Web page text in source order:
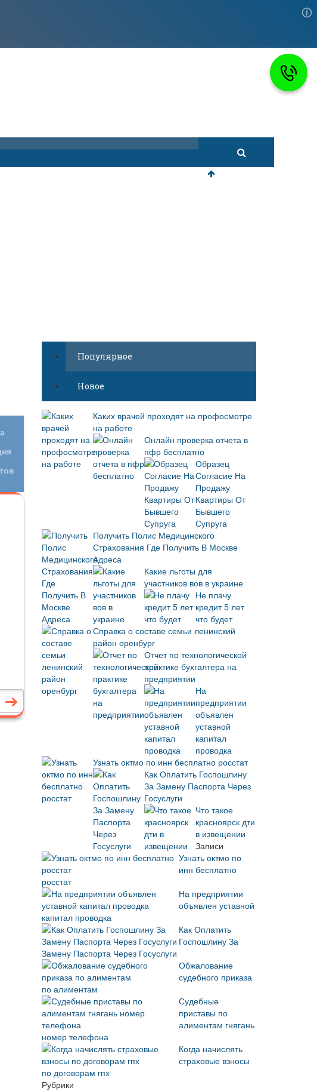
Популярное
Новое
Каких врачей проходят на профосмотре
на работе
Онлайн проверка отчета в
пфр бесплатно
Образец
Согласие На
Продажу
Квартиры От
Бывшего
Супруга
Получить Полис Медицинского
Страхования Где Получить В Москве
Адреса
Какие льготы для
участников вов в украине
Не плачу
кредит 5 лет
что будет
Справка о составе семьи ленинский
район оренбург
Отчет по технологической
практике бухгалтера на
предприятии
На
предприятии
объявлен
уставной
капитал
проводка
Узнать октмо по инн бесплатно росстат
Как Оплатить Госпошлину
За Замену Паспорта Через
Госуслуги
Что такое
красноярск дти
в извещении
Записи
Узнать октмо по
инн бесплатно
росстат
На предприятии
объявлен уставной
капитал проводка
Как Оплатить
Госпошлину За
Замену Паспорта Через Госуслуги
Обжалование
судебного приказа
по алиментам
Судебные
приставы по
алиментам гнягань
номер телефона
Когда начислять
страховые взносы
по договорам гпх
Рубрики